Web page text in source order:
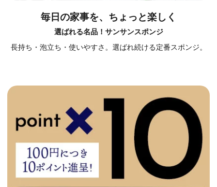
毎日の家事を、ちょっと楽しく
選ばれる名品！サンサンスポンジ
長持ち・泡立ち・使いやすさ。選ばれ続ける定番スポンジ。